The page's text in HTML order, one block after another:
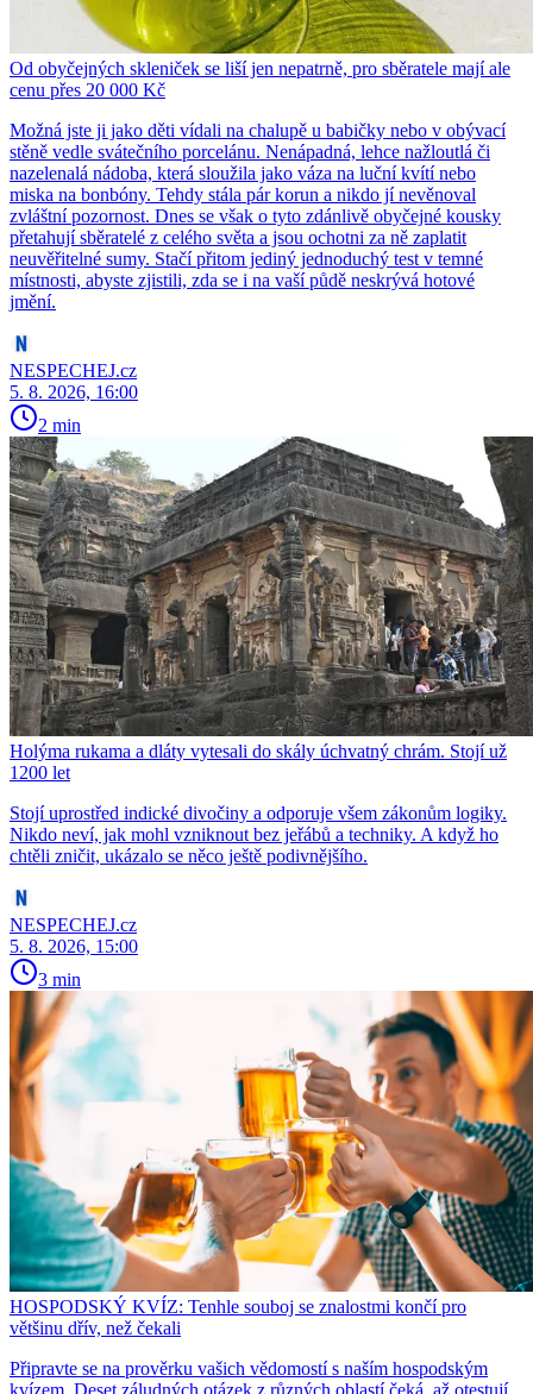
Od obyčejných skleniček se liší jen nepatrně, pro sběratele mají ale
cenu přes 20 000 Kč
Možná jste ji jako děti vídali na chalupě u babičky nebo v obývací
stěně vedle svátečního porcelánu. Nenápadná, lehce nažloutlá či
nazelenalá nádoba, která sloužila jako váza na luční kvítí nebo
miska na bonbóny. Tehdy stála pár korun a nikdo jí nevěnoval
zvláštní pozornost. Dnes se však o tyto zdánlivě obyčejné kousky
přetahují sběratelé z celého světa a jsou ochotni za ně zaplatit
neuvěřitelné sumy. Stačí přitom jediný jednoduchý test v temné
místnosti, abyste zjistili, zda se i na vaší půdě neskrývá hotové
jmění.
NESPECHEJ.cz
5. 8. 2026, 16:00
2 min
Holýma rukama a dláty vytesali do skály úchvatný chrám. Stojí už
1200 let
Stojí uprostřed indické divočiny a odporuje všem zákonům logiky.
Nikdo neví, jak mohl vzniknout bez jeřábů a techniky. A když ho
chtěli zničit, ukázalo se něco ještě podivnějšího.
NESPECHEJ.cz
5. 8. 2026, 15:00
3 min
HOSPODSKÝ KVÍZ: Tenhle souboj se znalostmi končí pro
většinu dřív, než čekali
Připravte se na prověrku vašich vědomostí s naším hospodským